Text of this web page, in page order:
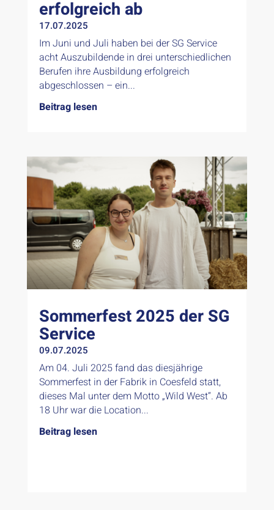
erfolgreich ab
17.07.2025
Im Juni und Juli haben bei der SG Service
acht Auszubildende in drei unterschiedlichen
Berufen ihre Ausbildung erfolgreich
abgeschlossen – ein...
Beitrag lesen
Sommerfest 2025 der SG
Service
09.07.2025
Am 04. Juli 2025 fand das diesjährige
Sommerfest in der Fabrik in Coesfeld statt,
dieses Mal unter dem Motto „Wild West“. Ab
18 Uhr war die Location...
Beitrag lesen